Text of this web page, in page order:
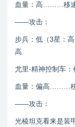
血量：高………移
——攻击：
步兵：低（3星：
高
尤里-精神控制车
血量：偏高………
——攻击：
光棱坦克看来是装